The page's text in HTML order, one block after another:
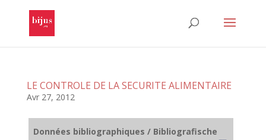
LE CONTROLE DE LA SECURITE ALIMENTAIRE
Avr 27, 2012
Données bibliographiques / Bibliografische